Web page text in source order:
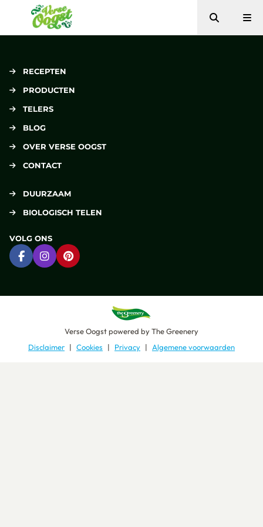
Verse Oogst
Zoeken
RECEPTEN
PRODUCTEN
TELERS
BLOG
OVER VERSE OOGST
CONTACT
DUURZAAM
BIOLOGISCH TELEN
VOLG ONS
Ga naar Facebook
Ga naar Instagram
Ga naar Pinterest
Verse Oogstpowered byThe Greenery
Disclaimer
Cookies Privacy Algemene voorwaarden